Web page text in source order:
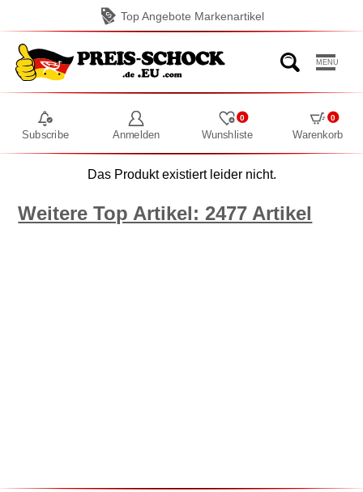
Top Angebote Markenartikel
MENU
Subscribe Anmelden Wunshliste
0
Warenkorb
0
Das Produkt existiert leider nicht.
Weitere Top Artikel: 2477 Artikel